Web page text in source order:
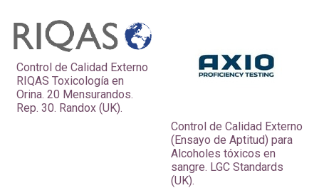
Control de Calidad Externo
RIQAS Toxicología en
Orina. 20 Mensurandos.
Rep. 30. Randox (UK).
Control de Calidad Externo
(Ensayo de Aptitud) para
Alcoholes tóxicos en
sangre. LGC Standards
(UK).